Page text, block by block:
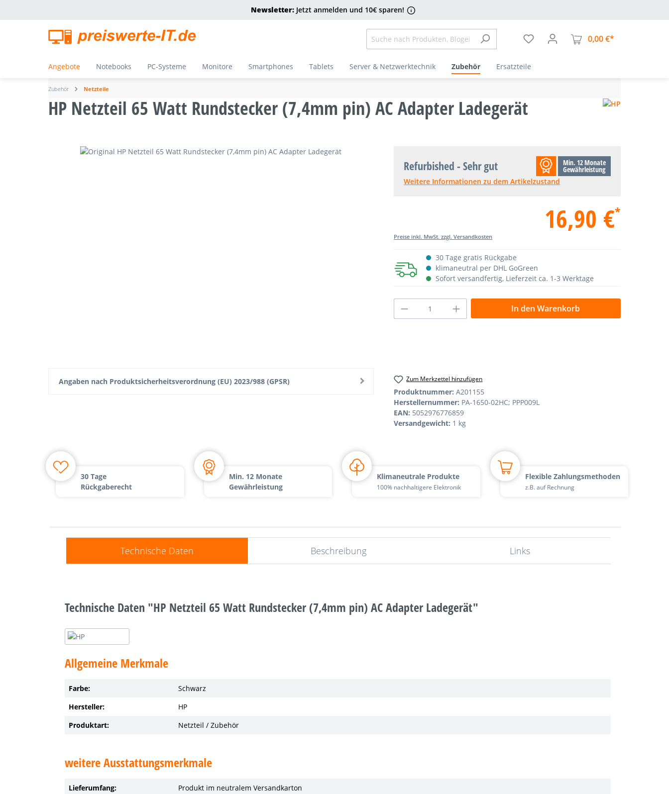
Newsletter:Jetzt anmelden und 10€ sparen!
0,00 €*
Angebote Notebooks PC-Systeme Monitore Smartphones Tablets Server & Netzwerktechnik Zubehör Ersatzteile
Zubehör Netzteile
HP Netzteil 65 Watt Rundstecker (7,4mm pin) AC Adapter Ladegerät
Bildergalerie überspringen
Angaben nach Produktsicherheitsverordnung (EU) 2023/988 (GPSR)
Refurbished - Sehr gut Min. 12 Monate
Gewährleistung
Weitere Informationen zu dem Artikelzustand
16,90 €*
Preise inkl. MwSt. zzgl. Versandkosten
30 Tage gratis Rückgabe
klimaneutral per DHL GoGreen
Sofort versandfertig, Lieferzeit ca. 1-3 Werktage
Produkt Anzahl: Gib den gewünschten Wert ein
In den Warenkorb
Zum Merkzettel hinzufügen
Produktnummer:A201155
Herstellernummer: PA-1650-02HC; PPP009L
EAN: 5052976776859
Versandgewicht: 1 kg
30 Tage
Rückgaberecht
Min. 12 Monate
Gewährleistung
Klimaneutrale Produkte
100% nachhaltigere Elektronik
Flexible Zahlungsmethoden
z.B. auf Rechnung
Technische Daten Beschreibung Links
Technische Daten "HP Netzteil 65 Watt Rundstecker (7,4mm pin) AC Adapter Ladegerät"
Allgemeine Merkmale
Farbe:
Schwarz
Hersteller:
HP
Produktart:
Netzteil / Zubehör
weitere Ausstattungsmerkmale
Lieferumfang:
Produkt im neutralem Versandkarton